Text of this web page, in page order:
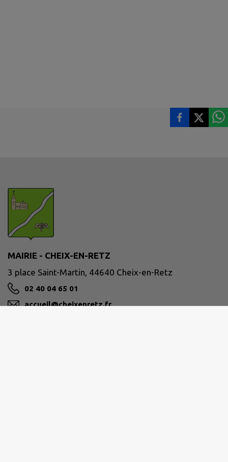
MAIRIE - CHEIX-EN-RETZ
3 place Saint-Martin, 44640 Cheix-en-Retz
02 40 04 65 01
accueil@cheixenretz.fr